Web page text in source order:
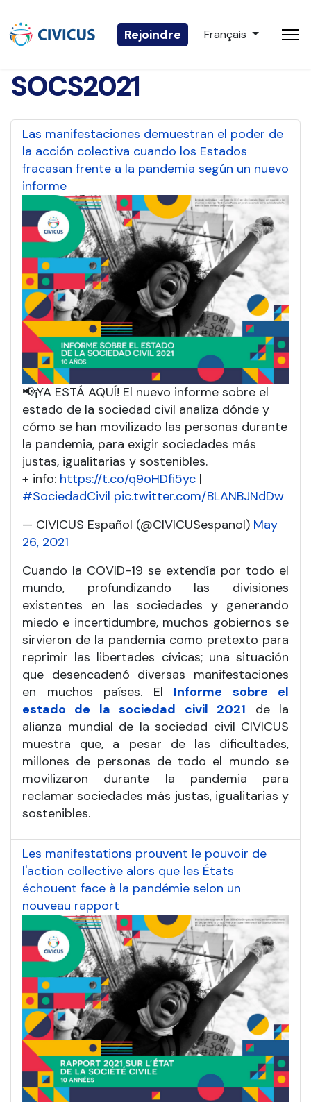
Rejoindre Sélectionnez votre
Français
SOCS2021
Las manifestaciones demuestran el poder de
la acción colectiva cuando los Estados
fracasan frente a la pandemia según un nuevo
informe
📢¡YA ESTÁ AQUÍ! El nuevo informe sobre el
estado de la sociedad civil analiza dónde y
cómo se han movilizado las personas durante
la pandemia, para exigir sociedades más
justas, igualitarias y sostenibles.
+ info: https://t.co/q9oHDfi5yc |
#SociedadCivil pic.twitter.com/BLANBJNdDw
— CIVICUS Español (@CIVICUSespanol) May
26, 2021
Cuando la COVID-19 se extendía por todo el
mundo, profundizando las divisiones
existentes en las sociedades y generando
miedo e incertidumbre, muchos gobiernos se
sirvieron de la pandemia como pretexto para
reprimir las libertades cívicas; una situación
que desencadenó diversas manifestaciones
en muchos países. El Informe sobre el
estado de la sociedad civil 2021 de la
alianza mundial de la sociedad civil CIVICUS
muestra que, a pesar de las dificultades,
millones de personas de todo el mundo se
movilizaron durante la pandemia para
reclamar sociedades más justas, igualitarias y
sostenibles.
Les manifestations prouvent le pouvoir de
l'action collective alors que les États
échouent face à la pandémie selon un
nouveau rapport